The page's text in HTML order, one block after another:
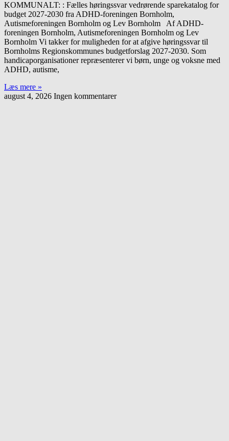
KOMMUNALT: : Fælles høringssvar vedrørende sparekatalog for
budget 2027-2030 fra ADHD-foreningen Bornholm,
Autismeforeningen Bornholm og Lev Bornholm Af ADHD-
foreningen Bornholm, Autismeforeningen Bornholm og Lev
Bornholm Vi takker for muligheden for at afgive høringssvar til
Bornholms Regionskommunes budgetforslag 2027-2030. Som
handicaporganisationer repræsenterer vi børn, unge og voksne med
ADHD, autisme,
Læs mere »
august 4, 2026 Ingen kommentarer